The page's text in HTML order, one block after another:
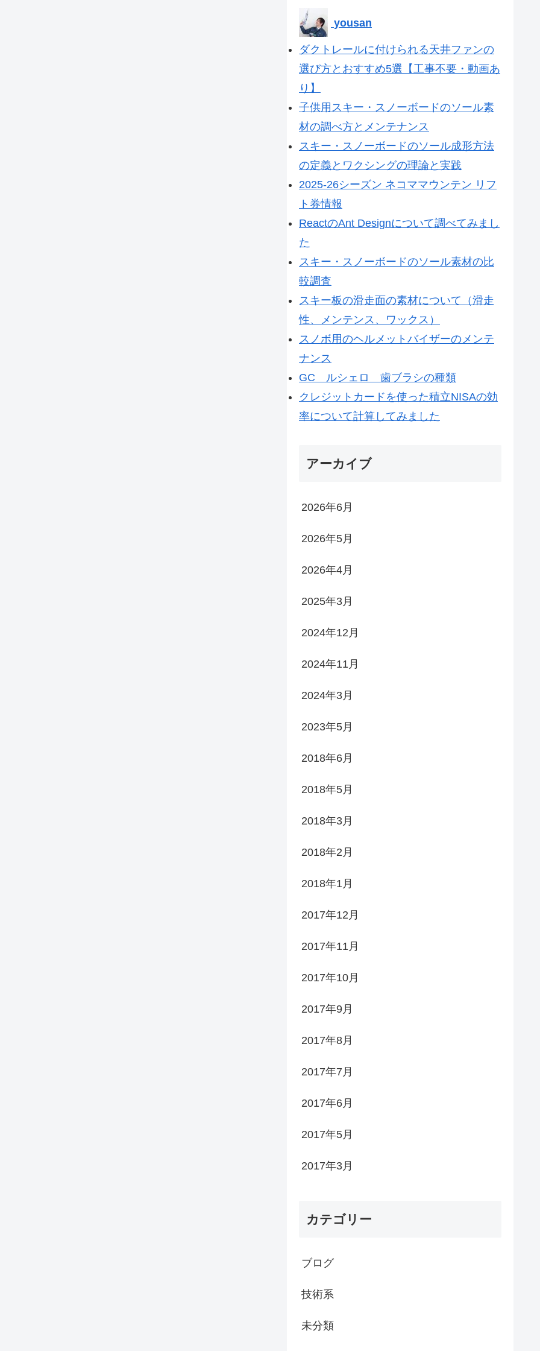
yousan
ダクトレールに付けられる天井ファンの
選び方とおすすめ5選【工事不要・動画あ
り】
子供用スキー・スノーボードのソール素
材の調べ方とメンテナンス
スキー・スノーボードのソール成形方法
の定義とワクシングの理論と実践
2025-26シーズン ネコママウンテン リフ
ト券情報
ReactのAnt Designについて調べてみまし
た
スキー・スノーボードのソール素材の比
較調査
スキー板の滑走面の素材について（滑走
性、メンテンス、ワックス）
スノボ用のヘルメットバイザーのメンテ
ナンス
GC ルシェロ 歯ブラシの種類
クレジットカードを使った積立NISAの効
率について計算してみました
アーカイブ
2026年6月
2026年5月
2026年4月
2025年3月
2024年12月
2024年11月
2024年3月
2023年5月
2018年6月
2018年5月
2018年3月
2018年2月
2018年1月
2017年12月
2017年11月
2017年10月
2017年9月
2017年8月
2017年7月
2017年6月
2017年5月
2017年3月
カテゴリー
ブログ
技術系
未分類